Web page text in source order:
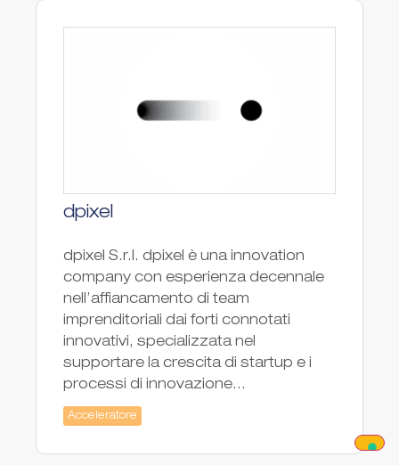
dpixel
dpixel S.r.l. dpixel è una innovation
company con esperienza decennale
nell’affiancamento di team
imprenditoriali dai forti connotati
innovativi, specializzata nel
supportare la crescita di startup e i
processi di innovazione...
Acceleratore